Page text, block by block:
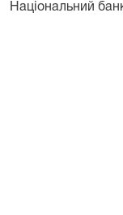
Національний